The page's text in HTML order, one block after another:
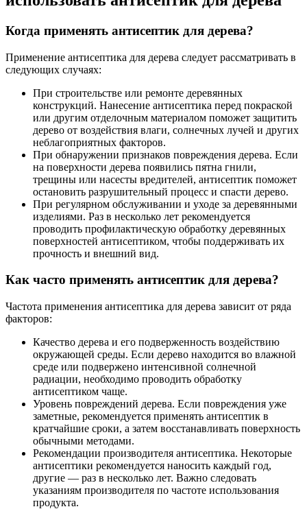
Когда применять антисептик для дерева?
Применение антисептика для дерева следует рассматривать в
следующих случаях:
При строительстве или ремонте деревянных
конструкций. Нанесение антисептика перед покраской
или другим отделочным материалом поможет защитить
дерево от воздействия влаги, солнечных лучей и других
неблагоприятных факторов.
При обнаружении признаков повреждения дерева. Если
на поверхности дерева появились пятна гнили,
трещины или насесты вредителей, антисептик поможет
остановить разрушительный процесс и спасти дерево.
При регулярном обслуживании и уходе за деревянными
изделиями. Раз в несколько лет рекомендуется
проводить профилактическую обработку деревянных
поверхностей антисептиком, чтобы поддерживать их
прочность и внешний вид.
Как часто применять антисептик для дерева?
Частота применения антисептика для дерева зависит от ряда
факторов:
Качество дерева и его подверженность воздействию
окружающей среды. Если дерево находится во влажной
среде или подвержено интенсивной солнечной
радиации, необходимо проводить обработку
антисептиком чаще.
Уровень повреждений дерева. Если повреждения уже
заметные, рекомендуется применять антисептик в
кратчайшие сроки, а затем восстанавливать поверхность
обычными методами.
Рекомендации производителя антисептика. Некоторые
антисептики рекомендуется наносить каждый год,
другие — раз в несколько лет. Важно следовать
указаниям производителя по частоте использования
продукта.